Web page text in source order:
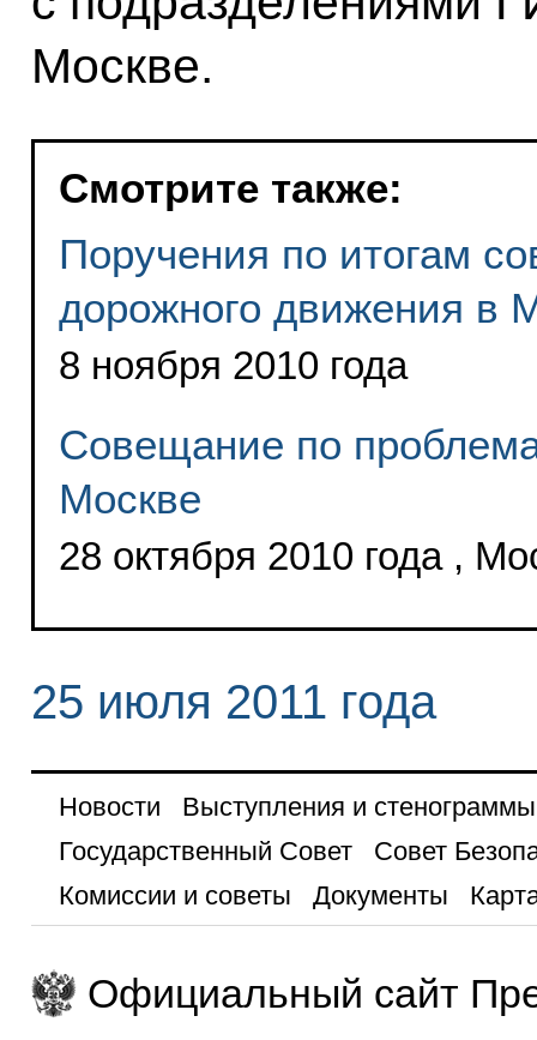
Москве.
Смотрите также:
Поручения по итогам
дорожного движения в
8 ноября 2010 года
Совещание по
Москве
28 октября 2010 года ,
25 июля 2011 года
Новости
Выступления и стенограммы
Государственный Совет
Совет
Комиссии и советы
Документы
Официальный сайт